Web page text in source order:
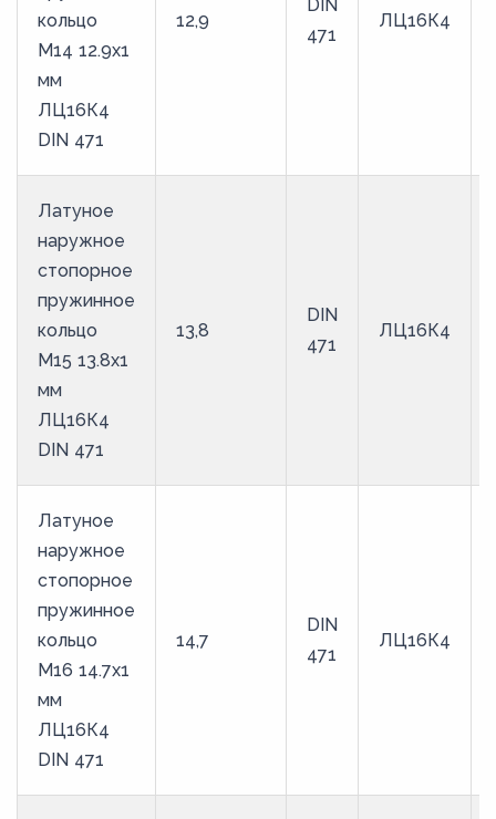
кольцо
M14 12.9х1
мм
ЛЦ16К4
DIN 471
12,9
DIN
471
ЛЦ16К4
Латуное
наружное
стопорное
пружинное
кольцо
M15 13.8х1
мм
ЛЦ16К4
DIN 471
13,8
DIN
471
ЛЦ16К4
Латуное
наружное
стопорное
пружинное
кольцо
M16 14.7х1
мм
ЛЦ16К4
DIN 471
14,7
DIN
471
ЛЦ16К4